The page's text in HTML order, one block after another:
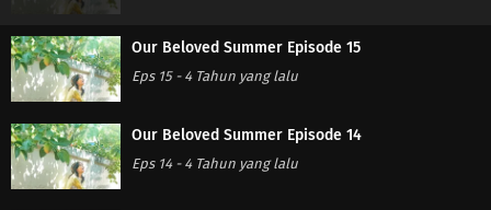
Our Beloved Summer Episode 15
Eps 15- 4 Tahun yang lalu
Our Beloved Summer Episode 14
Eps 14- 4 Tahun yang lalu